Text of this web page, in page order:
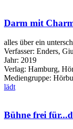
Darm mit
alles über ein
Verfasser: Enders,
Jahr: 2019
Verlag: Hamburg,
Mediengruppe:
lädt
Bühne frei